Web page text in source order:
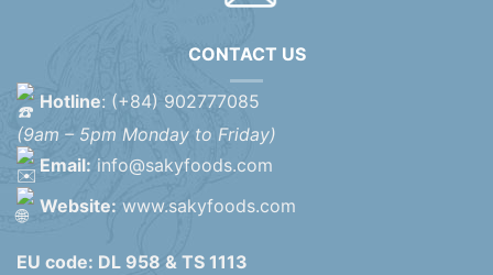
CONTACT US
Hotline: (+84) 902777085
(9am – 5pm Monday to Friday)
Email: info@sakyfoods.com
Website: www.sakyfoods.com
EU code: DL 958 & TS 1113